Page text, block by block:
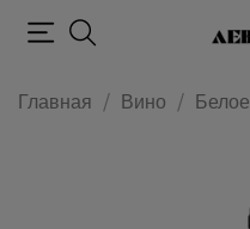
Главная Вино Белое